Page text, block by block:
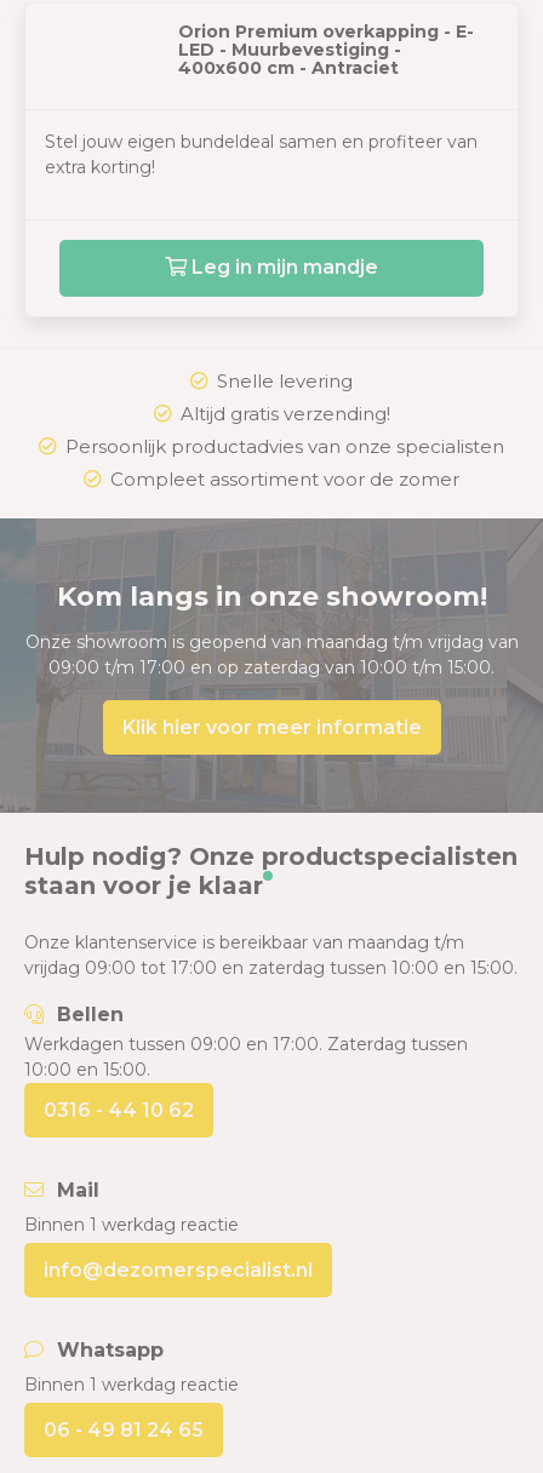
Orion Premium overkapping - E-
LED - Muurbevestiging -
400x600 cm - Antraciet
Stel jouw eigen bundeldeal samen en profiteer van
extra korting!
Leg in mijn mandje
Snelle levering
Altijd gratis verzending!
Persoonlijk productadvies van onze specialisten
Compleet assortiment voor de zomer
Kom langs in onze showroom!
Onze showroom is geopend van maandag t/m vrijdag van
09:00 t/m 17:00 en op zaterdag van 10:00 t/m 15:00.
Klik hier voor meer informatie
Hulp nodig? Onze productspecialisten
staan voor je klaar
Onze klantenservice is bereikbaar van maandag t/m
vrijdag 09:00 tot 17:00 en zaterdag tussen 10:00 en 15:00.
Bellen
Werkdagen tussen 09:00 en 17:00. Zaterdag tussen
10:00 en 15:00.
0316 - 44 10 62
Mail
Binnen 1 werkdag reactie
info@dezomerspecialist.nl
Whatsapp
Binnen 1 werkdag reactie
06 - 49 81 24 65